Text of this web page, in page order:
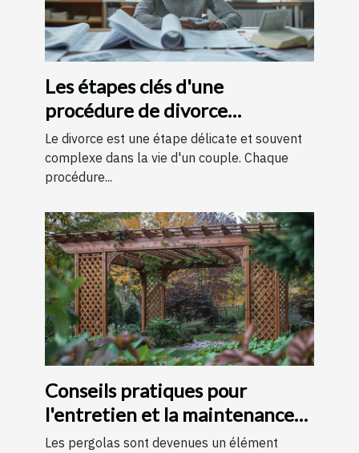
Les étapes clés d'une
procédure de divorce
expliquées simplement
Le divorce est une étape délicate et souvent
complexe dans la vie d'un couple. Chaque
procédure...
Conseils pratiques pour
l'entretien et la maintenance
des pergolas
Les pergolas sont devenues un élément